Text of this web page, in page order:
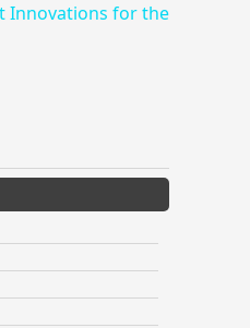
Innovations for the